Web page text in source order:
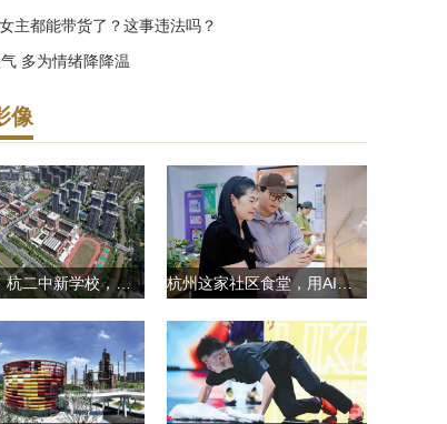
主都能带货了？这事违法吗？
多为情绪降降温
像
好消息！杭二中新学校，计划9月投用！ 杭州这家社区食堂，用AI设计控糖餐，帮街坊瘦了5000斤！老板娘喜提一卡车奖励